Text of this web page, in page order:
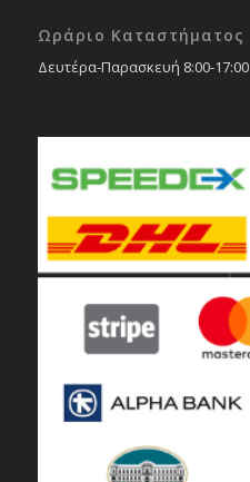
Ωράριο Καταστήματος
Δευτέρα-Παρασκευή 8:00-17:00